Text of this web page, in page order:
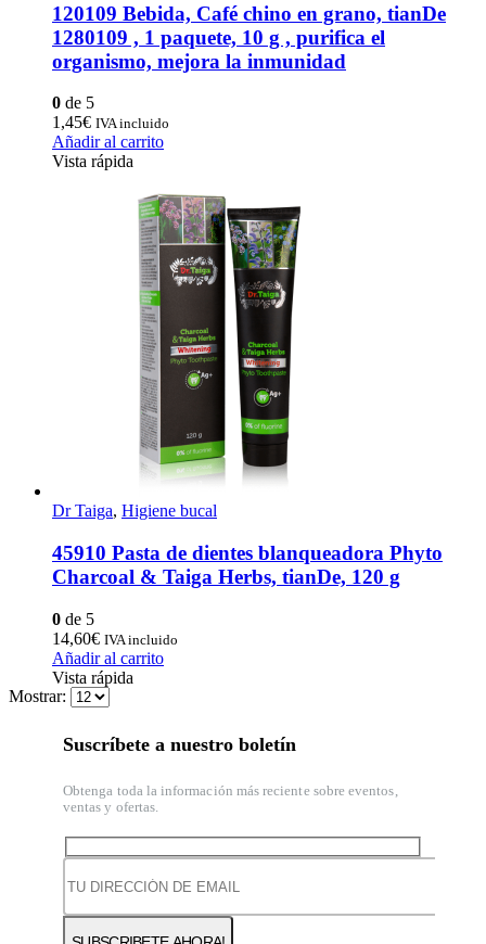
120109 Bebida, Café chino en grano, tianDe
1280109 , 1 paquete, 10 g , purifica el
organismo, mejora la inmunidad
0 de 5
1,45€ IVA incluido
Añadir al carrito
Vista rápida
Dr Taiga, Higiene bucal
45910 Pasta de dientes blanqueadora Phyto
Charcoal & Taiga Herbs, tianDe, 120 g
0 de 5
14,60€ IVA incluido
Añadir al carrito
Vista rápida
Mostrar:
Suscríbete a nuestro boletín
Obtenga toda la información más reciente sobre eventos,
ventas y ofertas.